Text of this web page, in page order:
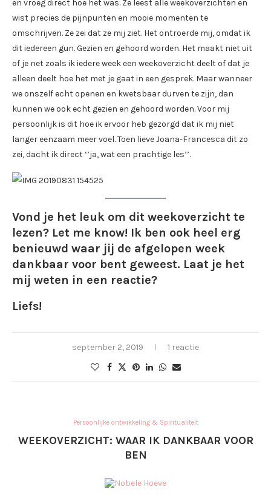
en vroeg direct hoe het was. Ze leest alle weekoverzichten en
wist precies de pijnpunten en mooie momenten te
omschrijven. Ze zei dat ze mij ziet. Het ontroerde mij, omdat ik
dit iedereen gun. Gezien en gehoord worden. Het maakt niet uit
of je net zoals ik iedere week een weekoverzicht deelt of dat je
alleen deelt hoe het met je gaat in een gesprek. Maar wanneer
we onszelf echt openen en kwetsbaar durven te zijn, dan
kunnen we ook echt gezien en gehoord worden. Voor mij
persoonlijk is dit hoe ik ervoor heb gezorgd dat ik mij niet
langer eenzaam meer voel. Toen lieve Joana-Francesca dit zo
zei, dacht ik direct ‘’ja, wat een prachtige les’’.
Vond je het leuk om dit weekoverzicht te
lezen? Let me know! Ik ben ook heel erg
benieuwd waar jij de afgelopen week
dankbaar voor bent geweest. Laat je het
mij weten in een reactie?
Liefs!
september 2, 2019 1 reactie
Persoonlijke ontwikkeling & Spiritualiteit
WEEKOVERZICHT: WAAR IK DANKBAAR VOOR
BEN